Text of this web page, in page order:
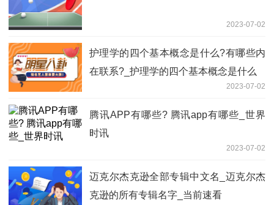
2023-07-02
护理学的四个基本概念是什么?有哪些内
在联系?_护理学的四个基本概念是什么
2023-07-02
腾讯APP有哪些? 腾讯app有哪些_世界
时讯
2023-07-02
迈克尔杰克逊全部专辑中文名_迈克尔杰
克逊的所有专辑名字_当前速看